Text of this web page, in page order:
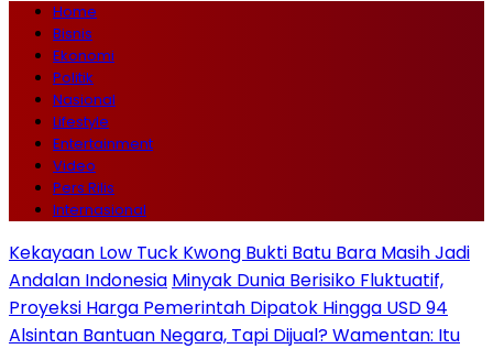
Home
Bisnis
Ekonomi
Politik
Nasional
Lifestyle
Entertainment
Video
Pers Rilis
Internasional
Kekayaan Low Tuck Kwong Bukti Batu Bara Masih Jadi
Andalan Indonesia Minyak Dunia Berisiko Fluktuatif,
Proyeksi Harga Pemerintah Dipatok Hingga USD 94
Alsintan Bantuan Negara, Tapi Dijual? Wamentan: Itu